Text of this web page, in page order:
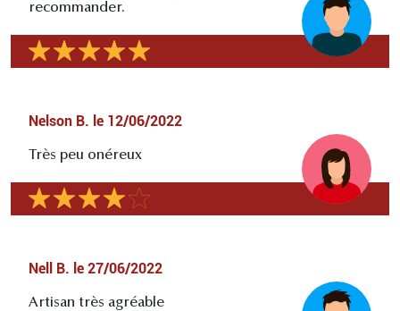
recommander.
Nelson B. le 12/06/2022
Très peu onéreux
Nell B. le 27/06/2022
Artisan très agréable